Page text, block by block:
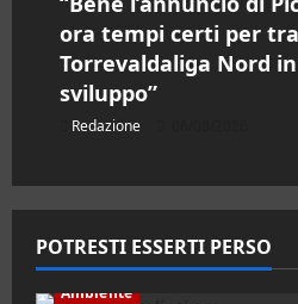
ora tempi certi per
Torrevaldaliga Nord
sviluppo”
Redazione
POTRESTI ESSERTI PERSO
Ambiente